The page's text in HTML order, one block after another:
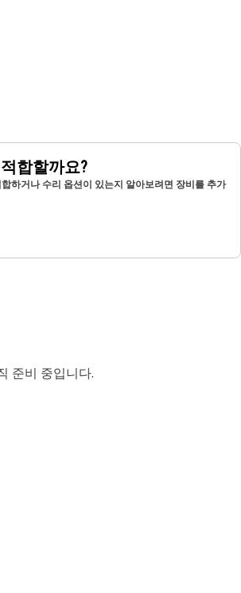
합할까요?
하거나 수리 옵션이 있는지 알아보려면 장비를 추가
준비 중입니다.